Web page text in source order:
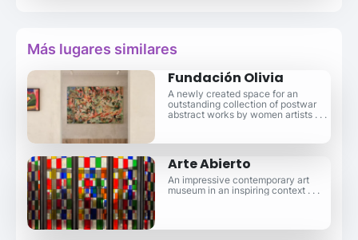
Más lugares similares
Fundación Olivia
A newly created space for an
outstanding collection of postwar
abstract works by women artists . . .
Arte Abierto
An impressive contemporary art
museum in an inspiring context . . .